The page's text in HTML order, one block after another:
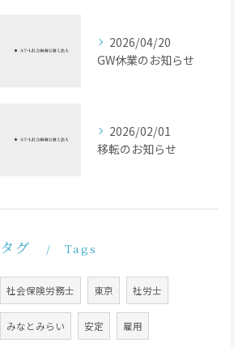
2026/04/20
GW休業のお知らせ
2026/02/01
移転のお知らせ
タグ Tags
社会保険労務士 東京 社労士
みなとみらい 安定 雇用